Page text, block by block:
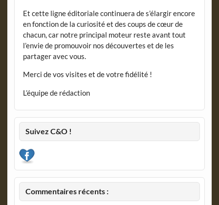
Et cette ligne éditoriale continuera de s’élargir encore
en fonction de la curiosité et des coups de cœur de
chacun, car notre principal moteur reste avant tout
l’envie de promouvoir nos découvertes et de les
partager avec vous.
Merci de vos visites et de votre fidélité !
L’équipe de rédaction
Suivez C&O !
Commentaires récents :